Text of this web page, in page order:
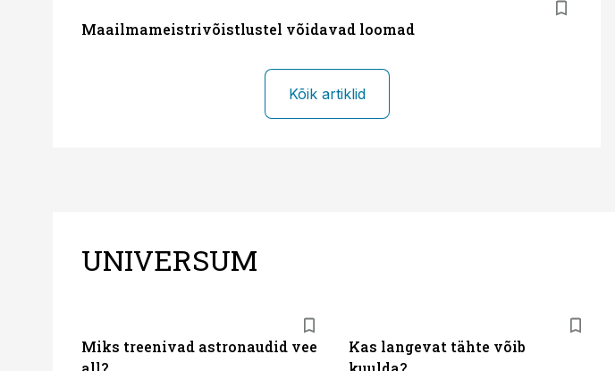
Maailmameistrivõistlustel võidavad loomad
Kõik artiklid
UNIVERSUM
Miks treenivad astronaudid vee
Kas langevat tähte võib